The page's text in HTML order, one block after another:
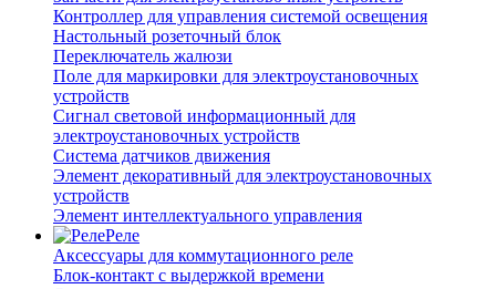
Контроллер для управления системой освещения
Настольный розеточный блок
Переключатель жалюзи
Поле для маркировки для электроустановочных
устройств
Сигнал световой информационный для
электроустановочных устройств
Система датчиков движения
Элемент декоративный для электроустановочных
устройств
Элемент интеллектуального управления
Реле
Аксессуары для коммутационного реле
Блок-контакт с выдержкой времени